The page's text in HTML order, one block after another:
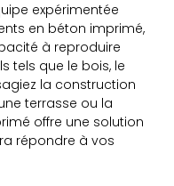
expérimentée
en béton imprimé,
à reproduire
tels que le bois, le
la construction
terrasse ou la
offre une solution
répondre à vos